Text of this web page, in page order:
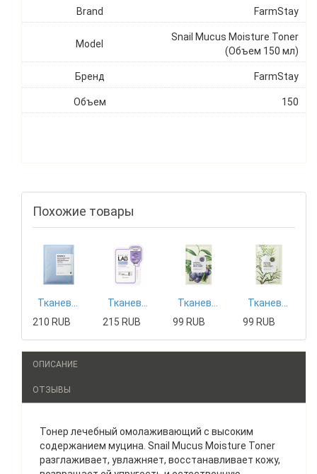
Brand FarmStay
Model
Snail Mucus Moisture Toner
(Объем 150 мл)
Бренд FarmStay
Объем 150
Похожие товары
210 RUB
215 RUB
99 RUB
99 RUB
ОПИСАНИЕ
ОТЗЫВЫ
Тонер лечебный омолаживающий с высоким
содержанием муцина. Snail Mucus Moisture Toner
разглаживает, увлажняет, восстанавливает кожу,